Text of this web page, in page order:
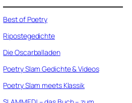
Best of Poetry
Ripostegedichte
Die Oscarballaden
Poetry Slam Gedichte & Videos
Poetry Slam meets Klassik